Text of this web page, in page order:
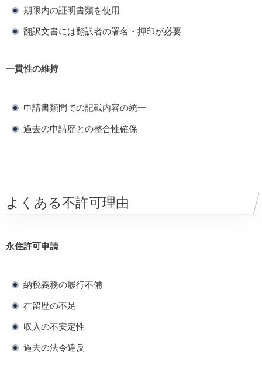
期限内の証明書類を使用
翻訳文書には翻訳者の署名・押印が必要
一貫性の維持
申請書類間での記載内容の統一
過去の申請歴との整合性確保
よくある不許可理由
永住許可申請
納税義務の履行不備
在留歴の不足
収入の不安定性
過去の法令違反